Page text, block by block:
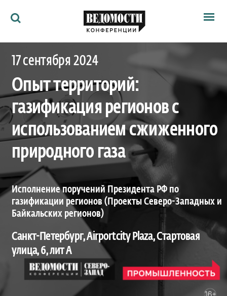
Партнёрам
О нас
Ведомости
Как потратить
Ведомости&
17 сентября 2024
Опыт территорий:
газификация регионов с
использованием сжиженного
природного газа
Исполнение поручений Президента РФ по
газификации регионов (Проекты Северо-Западных и
Байкальских регионов)
Санкт-Петербург, Airportcity Plaza, Стартовая
улица, 6, лит А